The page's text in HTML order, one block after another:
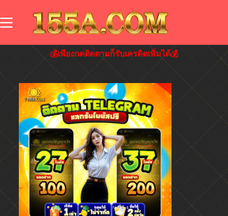
💰เพียงกดติดตามก็รับเครดิตเพิ่มได้💰